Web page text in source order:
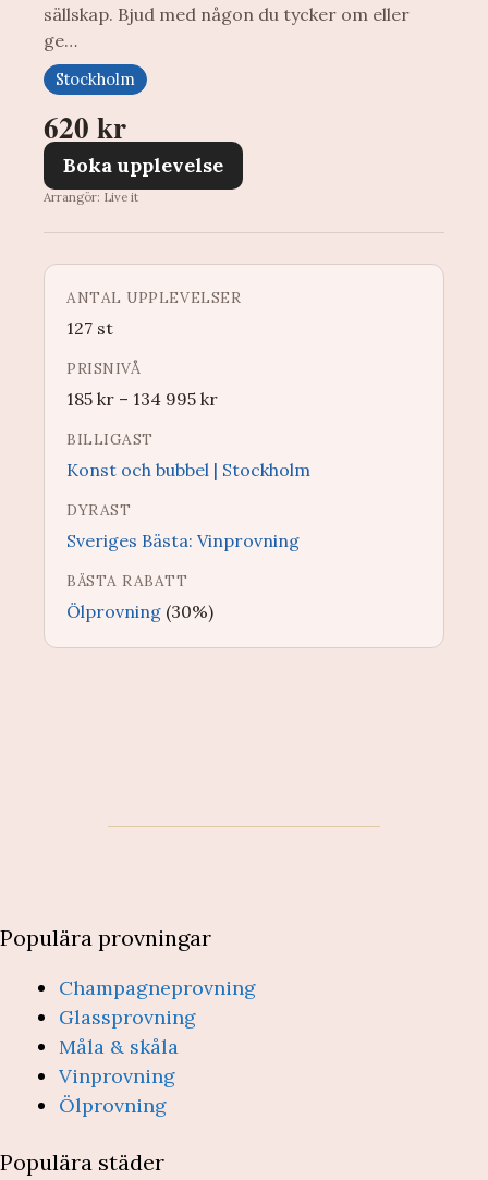
sällskap. Bjud med någon du tycker om eller
ge…
Stockholm
620 kr
Boka upplevelse
Arrangör: Live it
ANTAL UPPLEVELSER
127 st
PRISNIVÅ
185 kr – 134 995 kr
BILLIGAST
Konst och bubbel | Stockholm
DYRAST
Sveriges Bästa: Vinprovning
BÄSTA RABATT
Ölprovning (30%)
Populära provningar
Champagneprovning
Glassprovning
Måla & skåla
Vinprovning
Ölprovning
Populära städer